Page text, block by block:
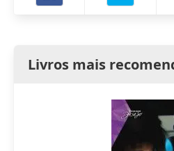
Livros mais